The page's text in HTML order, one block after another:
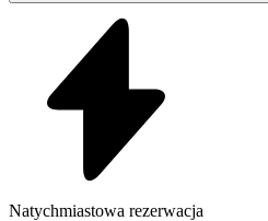
Natychmiastowa rezerwacja